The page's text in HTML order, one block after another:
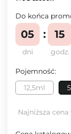
Do końca
dni
05
godz.
15
Pojemność:
12,5ml
Najniższa